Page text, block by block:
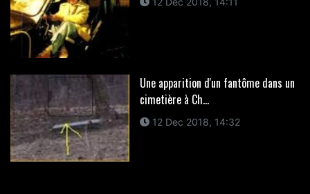
Une apparition d'un fantôme dans un
cimetière à Ch...
12 Dec 2018, 14:32